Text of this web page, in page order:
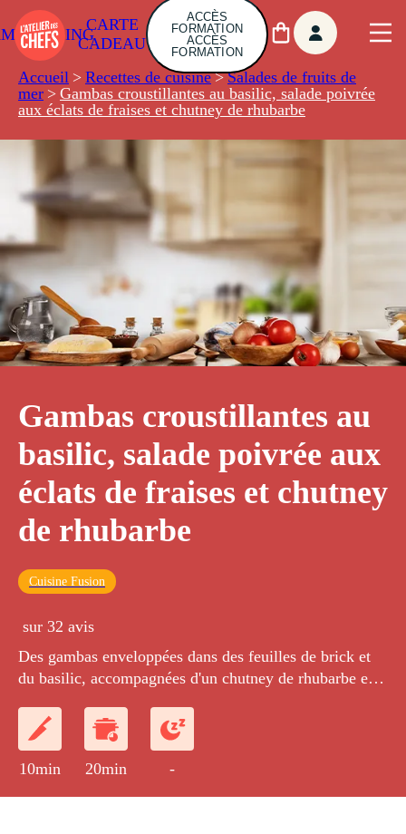
CARTE
CADEAU
ACCÈS
FORMATION
ACCÈS
FORMATION
Accueil > Recettes de cuisine > Salades de fruits de
mer > Gambas croustillantes au basilic, salade poivrée
aux éclats de fraises et chutney de rhubarbe
Gambas croustillantes au
basilic, salade poivrée aux
éclats de fraises et chutney
de rhubarbe
Cuisine Fusion
sur 32 avis
Des gambas enveloppées dans des feuilles de brick et
du basilic, accompagnées d'un chutney de rhubarbe et
de fraises.
10min 20min -